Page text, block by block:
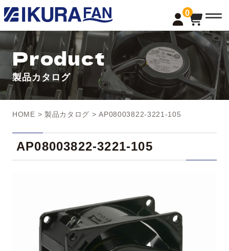
0
t
o
g
l
e
a
v
i
g
a
n
Product
製品カタログ
HOME > 製品カタログ > AP08003822-3221-105
AP08003822-3221-105